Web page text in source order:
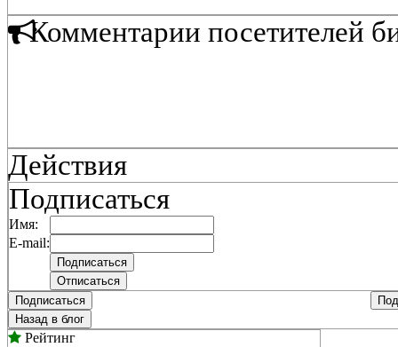
Комментарии посетителей
Действия
Подписаться
Имя:
E-mail:
Подписаться
Назад в блог
Рейтинг